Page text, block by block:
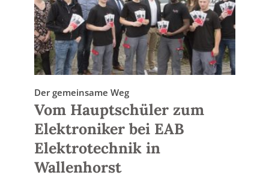
Der gemeinsame Weg
Vom Hauptschüler zum
Elektroniker bei EAB
Elektrotechnik in
Wallenhorst